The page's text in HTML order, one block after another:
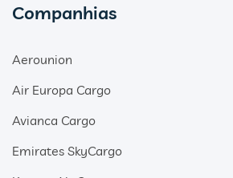
Companhias
Aerounion
Air Europa Cargo
Avianca Cargo
Emirates SkyCargo